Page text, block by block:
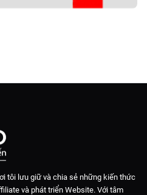
tôi lưu giữ và chia sẻ những kiến thức
và phát triển Website. Với tâm